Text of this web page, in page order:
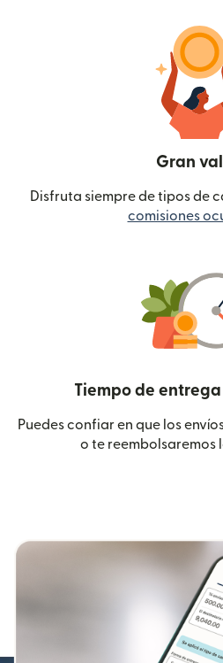
Gran
Disfruta siempre de tipos de
comisiones
Tiempo de
Puedes confiar en que los
o te reembolsaremos